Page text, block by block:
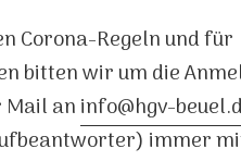
Corona-Regeln und für
bitten wir um die
aninfo@hgv-
immer